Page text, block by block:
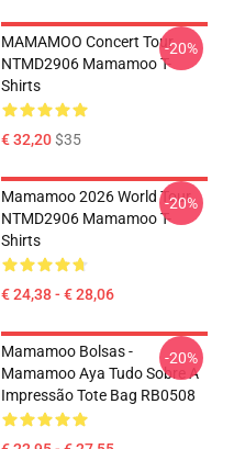
MAMAMOO Concert Tour
NTMD2906 Mamamoo T-
Shirts
€ 32,20$35
-20%
Mamamoo 2026 World Tour
NTMD2906 Mamamoo T-
Shirts
€ 24,38 - € 28,06
-20%
Mamamoo Bolsas -
Mamamoo Aya Tudo Sobre A
Impressão Tote Bag RB0508
-20%